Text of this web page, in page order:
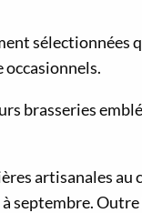
sélectionnées
occasionnels.
brasseries
artisanales au
septembre.